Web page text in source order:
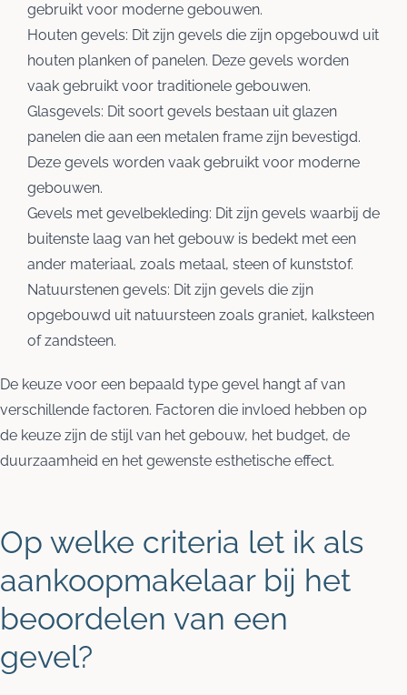
gebruikt voor moderne gebouwen.
Houten gevels: Dit zijn gevels die zijn opgebouwd uit
houten planken of panelen. Deze gevels worden
vaak gebruikt voor traditionele gebouwen.
Glasgevels: Dit soort gevels bestaan uit glazen
panelen die aan een metalen frame zijn bevestigd.
Deze gevels worden vaak gebruikt voor moderne
gebouwen.
Gevels met gevelbekleding: Dit zijn gevels waarbij de
buitenste laag van het gebouw is bedekt met een
ander materiaal, zoals metaal, steen of kunststof.
Natuurstenen gevels: Dit zijn gevels die zijn
opgebouwd uit natuursteen zoals graniet, kalksteen
of zandsteen.
De keuze voor een bepaald type gevel hangt af van
verschillende factoren. Factoren die invloed hebben op
de keuze zijn de stijl van het gebouw, het budget, de
duurzaamheid en het gewenste esthetische effect.
Op welke criteria let ik als
aankoopmakelaar bij het
beoordelen van een
gevel?